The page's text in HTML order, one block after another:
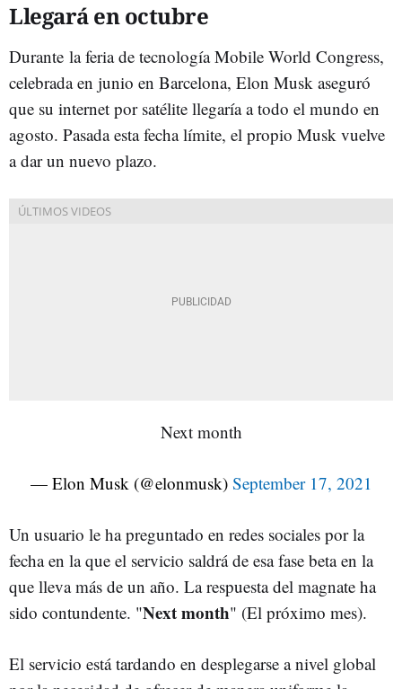
Llegará en octubre
Durante la feria de tecnología Mobile World Congress,
celebrada en junio en Barcelona, Elon Musk aseguró
que su internet por satélite llegaría a todo el mundo en
agosto. Pasada esta fecha límite, el propio Musk vuelve
a dar un nuevo plazo.
Next month
— Elon Musk (@elonmusk) September 17, 2021
Un usuario le ha preguntado en redes sociales por la
fecha en la que el servicio saldrá de esa fase beta en la
que lleva más de un año. La respuesta del magnate ha
sido contundente. "Next month" (El próximo mes).
El servicio está tardando en desplegarse a nivel global